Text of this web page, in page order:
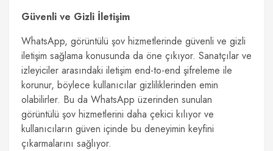
Güvenli ve Gizli İletişim
WhatsApp, görüntülü şov hizmetlerinde güvenli ve gizli
iletişim sağlama konusunda da öne çıkıyor. Sanatçılar ve
izleyiciler arasındaki iletişim end-to-end şifreleme ile
korunur, böylece kullanıcılar gizliliklerinden emin
olabilirler. Bu da WhatsApp üzerinden sunulan
görüntülü şov hizmetlerini daha çekici kılıyor ve
kullanıcıların güven içinde bu deneyimin keyfini
çıkarmalarını sağlıyor.